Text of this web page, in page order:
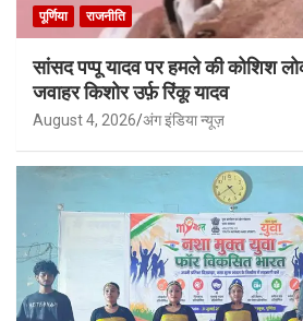
पूर्णिया राजनीति
सांसद पप्पू यादव पर हमले की कोशिश
जवाहर किशोर उर्फ़ रिंकू यादव
August 4, 2026 अंग इंडिया न्यूज़